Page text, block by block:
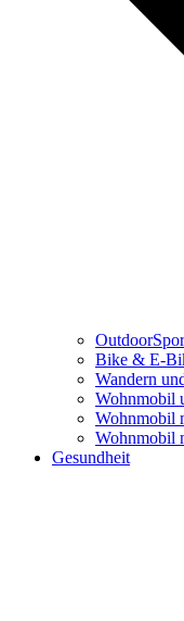
Bike & E-
Wandern
Wohnmobil
Wohnmobil
Wohnmobil
Gesundheit